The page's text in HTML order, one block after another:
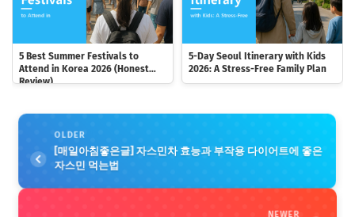
5 Best Summer Festivals to
Attend in Korea 2026 (Honest
Review)
5-Day Seoul Itinerary with Kids
2026: A Stress-Free Family Plan
OLDER
[매일아침좋은글] 자스민차 효능과 부작용 다이어트에 좋은
자스민 먹는법
NEWER